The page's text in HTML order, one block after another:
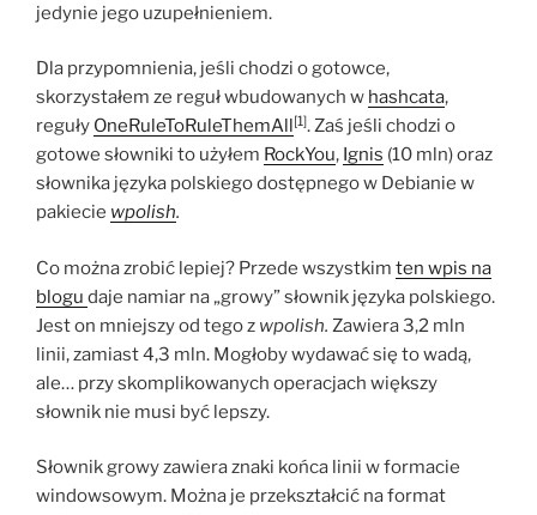
jedynie jego uzupełnieniem.
Dla przypomnienia, jeśli chodzi o gotowce,
skorzystałem ze reguł wbudowanych w hashcata,
reguły OneRuleToRuleThemAll[1]. Zaś jeśli chodzi o
gotowe słowniki to użyłem RockYou, Ignis (10 mln) oraz
słownika języka polskiego dostępnego w Debianie w
pakiecie wpolish.
Co można zrobić lepiej? Przede wszystkim ten wpis na
blogu daje namiar na „growy” słownik języka polskiego.
Jest on mniejszy od tego z wpolish. Zawiera 3,2 mln
linii, zamiast 4,3 mln. Mogłoby wydawać się to wadą,
ale… przy skomplikowanych operacjach większy
słownik nie musi być lepszy.
Słownik growy zawiera znaki końca linii w formacie
windowsowym. Można je przekształcić na format